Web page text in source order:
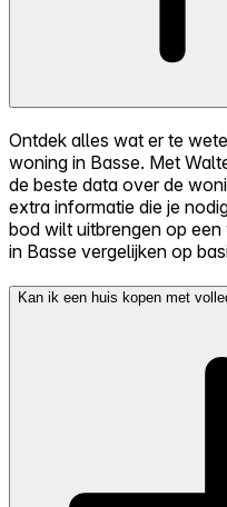
Ontdek alles wat er te
woning in Basse. Met
de beste data over de
extra informatie die je
bod wilt uitbrengen op
in Basse vergelijken op
Kan ik een huis kopen met